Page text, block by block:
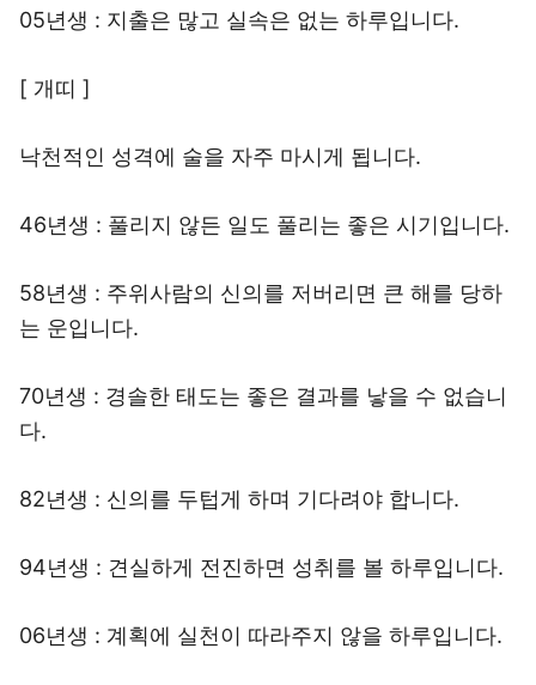
05년생 : 지출은 많고 실속은 없는 하루입니다.
[ 개띠 ]
낙천적인 성격에 술을 자주 마시게 됩니다.
46년생 : 풀리지 않든 일도 풀리는 좋은 시기입니다.
58년생 : 주위사람의 신의를 저버리면 큰 해를 당하
는 운입니다.
70년생 : 경솔한 태도는 좋은 결과를 낳을 수 없습니
다.
82년생 : 신의를 두텁게 하며 기다려야 합니다.
94년생 : 견실하게 전진하면 성취를 볼 하루입니다.
06년생 : 계획에 실천이 따라주지 않을 하루입니다.